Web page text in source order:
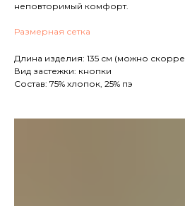
неповторимый комфорт.
Размерная сетка
Длина изделия: 135 см (можно
Вид застежки: кнопки
Состав: 75% хлопок, 25% пэ